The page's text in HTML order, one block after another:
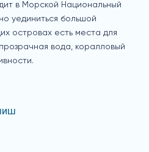
в Морской Национальный
уединиться большой
островах есть места для
вода, коралловый